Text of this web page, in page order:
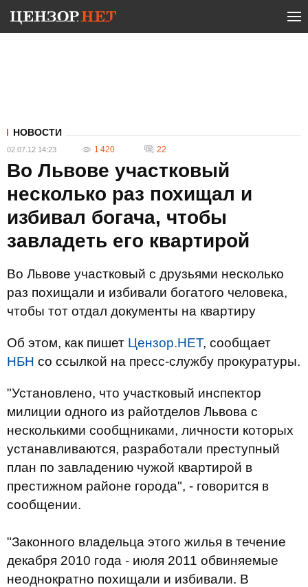
НОВОСТИ
02.07.12 14:23 1 420 22
Во Львове участковый
несколько раз похищал и
избивал богача, чтобы
завладеть его квартирой
Во Львове участковый с друзьями несколько
раз похищали и избивали богатого человека,
чтобы тот отдал документы на квартиру
Об этом, как пишет Цензор.НЕТ, сообщает
НБН со ссылкой на пресс-службу прокуратуры.
"Установлено, что участковый инспектор
милиции одного из райотделов Львова с
несколькими сообщниками, личности которых
устанавливаются, разработали преступный
план по завладению чужой квартирой в
престижном районе города", - говорится в
сообщении.
"Законного владельца этого жилья в течение
декабря 2010 года - июля 2011 обвиняемые
неоднократно похищали и избивали. В